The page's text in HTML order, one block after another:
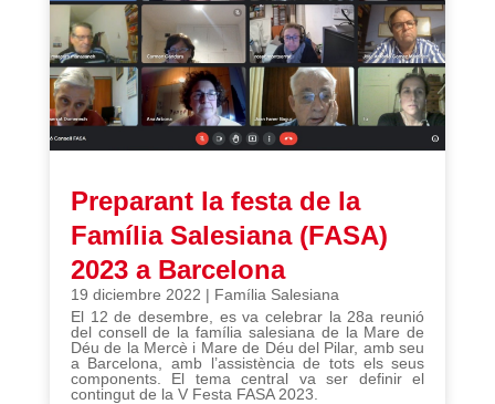
Preparant la festa de la
Família Salesiana (FASA)
2023 a Barcelona
19 diciembre 2022 | Família Salesiana
El 12 de desembre, es va celebrar la 28a reunió
del consell de la família salesiana de la Mare de
Déu de la Mercè i Mare de Déu del Pilar, amb seu
a Barcelona, amb l’assistència de tots els seus
components. El tema central va ser definir el
contingut de la V Festa FASA 2023.